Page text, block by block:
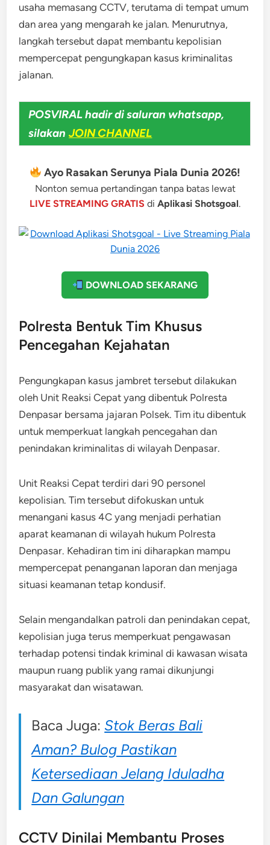
usaha memasang CCTV, terutama di tempat umum
dan area yang mengarah ke jalan. Menurutnya,
langkah tersebut dapat membantu kepolisian
mempercepat pengungkapan kasus kriminalitas
jalanan.
POSVIRAL hadir di saluran whatsapp,
silakan JOIN CHANNEL
Ayo Rasakan Serunya Piala Dunia 2026!
Nonton semua pertandingan tanpa batas lewat
LIVE STREAMING GRATIS di Aplikasi Shotsgoal.
DOWNLOAD SEKARANG
Polresta Bentuk Tim Khusus
Pencegahan Kejahatan
Pengungkapan kasus jambret tersebut dilakukan
oleh Unit Reaksi Cepat yang dibentuk Polresta
Denpasar bersama jajaran Polsek. Tim itu dibentuk
untuk memperkuat langkah pencegahan dan
penindakan kriminalitas di wilayah Denpasar.
Unit Reaksi Cepat terdiri dari 90 personel
kepolisian. Tim tersebut difokuskan untuk
menangani kasus 4C yang menjadi perhatian
aparat keamanan di wilayah hukum Polresta
Denpasar. Kehadiran tim ini diharapkan mampu
mempercepat penanganan laporan dan menjaga
situasi keamanan tetap kondusif.
Selain mengandalkan patroli dan penindakan cepat,
kepolisian juga terus memperkuat pengawasan
terhadap potensi tindak kriminal di kawasan wisata
maupun ruang publik yang ramai dikunjungi
masyarakat dan wisatawan.
Baca Juga: Stok Beras Bali
Aman? Bulog Pastikan
Ketersediaan Jelang Iduladha
Dan Galungan
CCTV Dinilai Membantu Proses